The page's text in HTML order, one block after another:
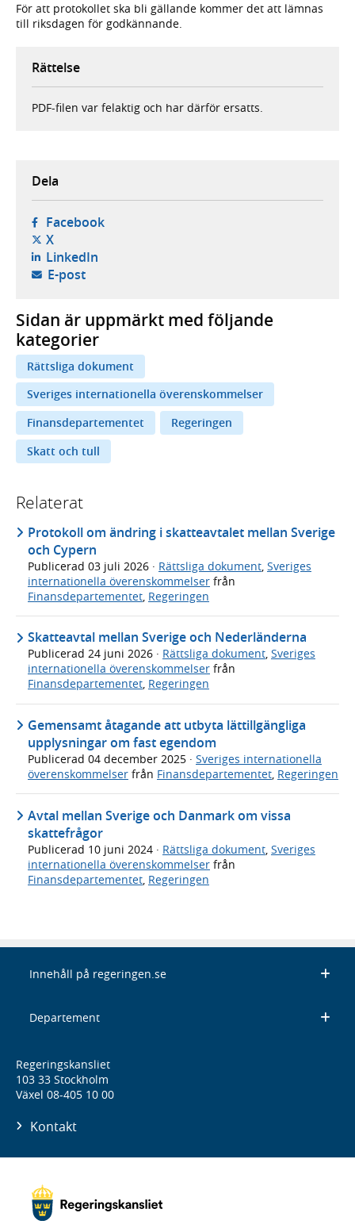
För att protokollet ska bli gällande kommer det att lämnas
till riksdagen för godkännande.
Rättelse
PDF-filen var felaktig och har därför ersatts.
Dela
Facebook- öppnas i ny flik, extern webbplats,
X- öppnas i ny flik, extern webbplats,
LinkedIn- öppnas i ny flik, extern webbplats,
E-post- öppnar din e-postklient,
Sidan är uppmärkt med följande
kategorier
Rättsliga dokument
Sveriges internationella överenskommelser
Finansdepartementet
Regeringen
Skatt och tull
Relaterat
Protokoll om ändring i skatteavtalet mellan Sverige
och Cypern
Publicerad 03 juli 2026 · Rättsliga dokument Sveriges
internationella överenskommelser från
Finansdepartementet Regeringen
Skatteavtal mellan Sverige och Nederländerna
Publicerad 24 juni 2026 · Rättsliga dokument, Sveriges
internationella överenskommelser från
Finansdepartementet, Regeringen
Gemensamt åtagande att utbyta lättillgängliga
upplysningar om fast egendom
Publicerad 04 december 2025 · Sveriges internationella
överenskommelser från Finansdepartementet, Regeringen
Avtal mellan Sverige och Danmark om vissa
skattefrågor
Publicerad 10 juni 2024 · Rättsliga dokument Sveriges
internationella överenskommelser från
Finansdepartementet Regeringen
Innehåll på regeringen.se
Departement
Regeringskansliet
103 33 Stockholm
Växel 08-405 10 00
Kontakt